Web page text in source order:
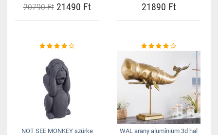
20790 Ft21490 Ft 21890 Ft
NOT SEE MONKEY szürke
WAL arany alumínium 3d hal